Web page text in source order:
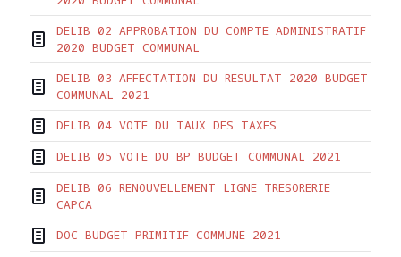
DELIB 02 APPROBATION DU COMPTE ADMINISTRATIF
2020 BUDGET COMMUNAL
DELIB 03 AFFECTATION DU RESULTAT 2020 BUDGET
COMMUNAL 2021
DELIB 04 VOTE DU TAUX DES TAXES
DELIB 05 VOTE DU BP BUDGET COMMUNAL 2021
DELIB 06 RENOUVELLEMENT LIGNE TRESORERIE
CAPCA
DOC BUDGET PRIMITIF COMMUNE 2021